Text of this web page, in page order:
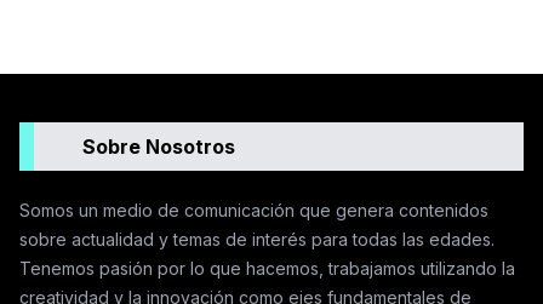
Sobre Nosotros
Somos un medio de comunicación que genera contenidos
sobre actualidad y temas de interés para todas las edades.
Tenemos pasión por lo que hacemos, trabajamos utilizando la
creatividad y la innovación como ejes fundamentales de